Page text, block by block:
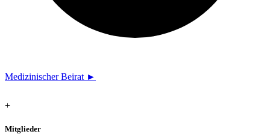
Medizinischer Beirat ►
+
Mitglieder